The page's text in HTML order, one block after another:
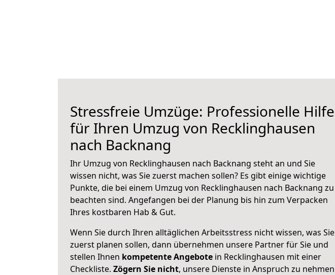
Stressfreie Umzüge: Professionelle Hilfe
für Ihren Umzug von Recklinghausen
nach Backnang
Ihr Umzug von Recklinghausen nach Backnang steht an und Sie
wissen nicht, was Sie zuerst machen sollen? Es gibt einige wichtige
Punkte, die bei einem Umzug von Recklinghausen nach Backnang zu
beachten sind. Angefangen bei der Planung bis hin zum Verpacken
Ihres kostbaren Hab & Gut.
Wenn Sie durch Ihren alltäglichen Arbeitsstress nicht wissen, was Sie
zuerst planen sollen, dann übernehmen unsere Partner für Sie und
stellen Ihnen kompetente Angebote in Recklinghausen mit einer
Checkliste. Zögern Sie nicht, unsere Dienste in Anspruch zu nehmen